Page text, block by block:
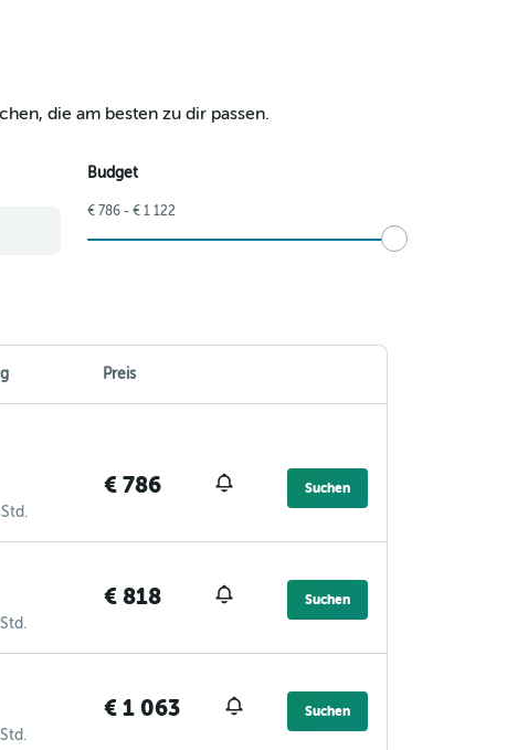
die am besten zu dir passen.
Budget
€ 786 - € 1 122
Preis
€ 786 Suchen
€ 818 Suchen
€ 1 063 Suchen